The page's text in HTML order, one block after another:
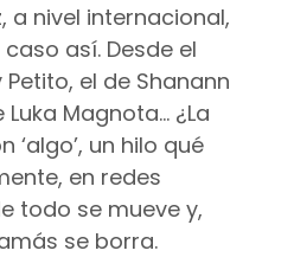
a nivel internacional,
así. Desde el
el de Shanann
Magnota… ¿La
‘algo’, un hilo qué
en redes
todo se mueve y,
se borra.